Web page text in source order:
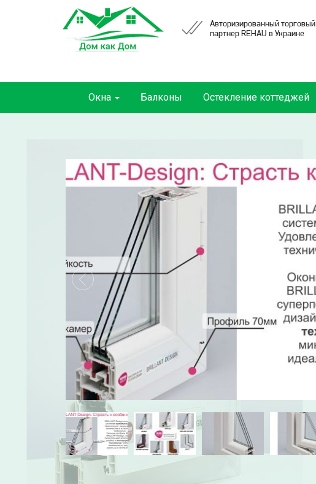
Авторизированный торговый
партнер REHAU в Украине
Окна Балконы Остекление коттеджей